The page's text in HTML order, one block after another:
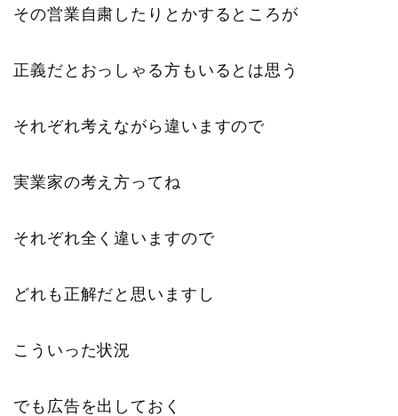
その営業自粛したりとかするところが
正義だとおっしゃる方もいるとは思う
それぞれ考えながら違いますので
実業家の考え方ってね
それぞれ全く違いますので
どれも正解だと思いますし
こういった状況
でも広告を出しておく